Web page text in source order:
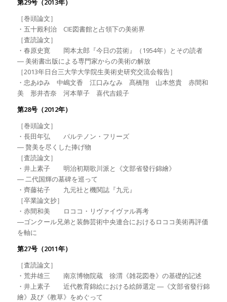
［巻頭論文］
・五十殿利治 CIE図書館と占領下の美術界
［査読論文］
・春原史寛 岡本太郎『今日の芸術』（1954年）とその読者
― 美術書出版による専門家からの美術の解放
［2013年日台三大学大学院生美術史研究交流会報告］
・忠あゆみ 中嶋文香 江口みなみ 髙橋翔 山本悠貴 赤間和
美 形井杏奈 河本華子 喜代吉鏡子
第28号（2012年）
［巻頭論文］
・長田年弘 パルテノン・フリーズ
― 贅美を尽くした捧げ物
［査読論文］
・井上素子 明治初期歌川派と《文部省發行錦繪》
― 二代国輝の墓碑を巡って
・齊藤祐子 九元社と機関誌『九元』
［卒業論文抄］
・赤間和美 ロココ・リヴァイヴァル再考
―ゴンクール兄弟と装飾芸術中央連合におけるロココ美術再評価
を軸に
第27号（2011年）
［査読論文］
・荒井雄三 南京博物院蔵 徐渭《雑花図巻》の基礎的記述
・井上素子 近代教育錦絵における絵師選定 ―《文部省發行錦
繪》及び《教草》をめぐって